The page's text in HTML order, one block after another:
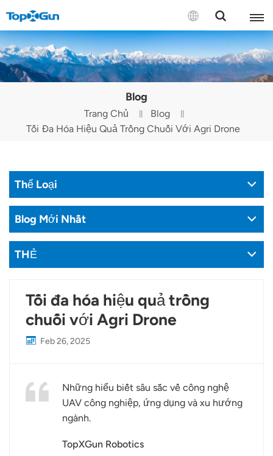
LIÊN HỆ VỚI CHÚNG TÔI
English
Русский
Tiếng Việt
Blog
Trang Chủ
Blog
Tối Đa Hóa Hiệu Quả Trồng Chuối Với Agri Drone
Thể Loại
Blog Mới Nhất
THẺ
Tối đa hóa hiệu quả trồng
chuối với Agri Drone
Feb 26, 2025
Những hiểu biết sâu sắc về công nghệ
UAV công nghiệp, ứng dụng và xu hướng
ngành.
TopXGun Robotics